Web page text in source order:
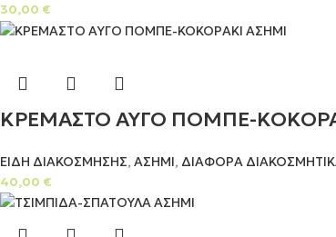
30,00 €
ΚΡΕΜΑΣΤΟ ΑΥΓΟ ΠΟΜΠΕ-
ΕΙΔΗ ΔΙΑΚΟΣΜΗΣΗΣ, ΑΣΗΜΙ, ΔΙΑΦΟΡΑ
40,00 €